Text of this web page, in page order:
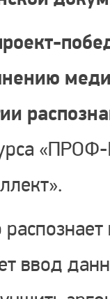
ввод